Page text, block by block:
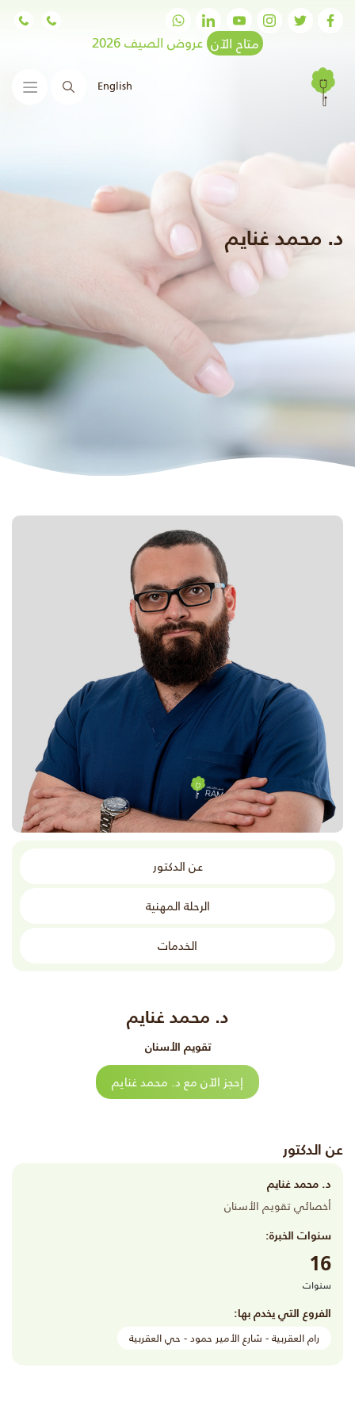
متاح الآن عروض الصيف 2026
English البحث
د. محمد غنايم
عن الدكتور
الرحلة المهنية
الخدمات
د. محمد غنايم
تقويم الأسنان
إحجز الآن مع د. محمد غنايم
عن الدكتور
د. محمد غنايم
أخصائي تقويم الأسنان
سنوات الخبرة:
16
سنوات
الفروع التي يخدم بها:
رام العقربية - شارع الأمير حمود - حي العقربية